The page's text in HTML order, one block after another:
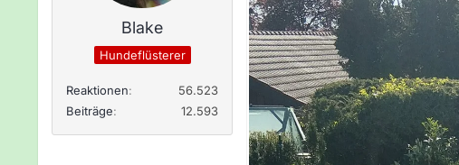
Blake
Hundeflüsterer
Reaktionen
56.523
Beiträge
12.593